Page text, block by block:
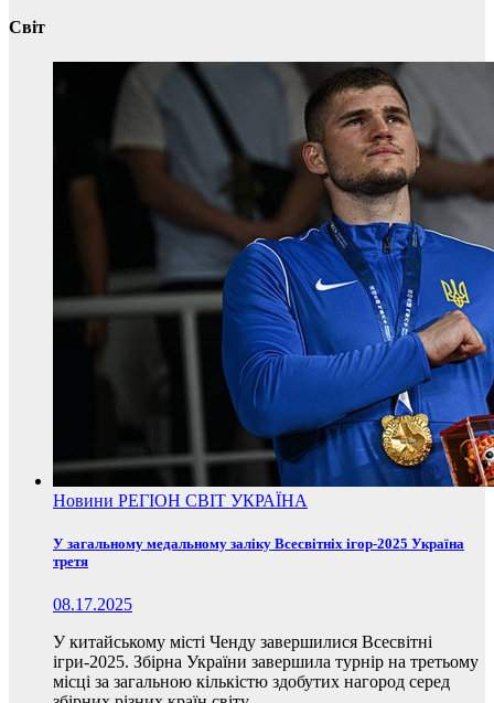
Світ
Новини РЕГІОН СВІТ УКРАЇНА
У загальному медальному заліку Всесвітніх ігор-2025 Україна
третя
08.17.2025
У китайському місті Ченду завершилися Всесвітні
ігри-2025. Збірна України завершила турнір на третьому
місці за загальною кількістю здобутих нагород серед